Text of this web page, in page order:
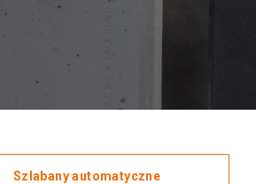
Szlabany automatyczne